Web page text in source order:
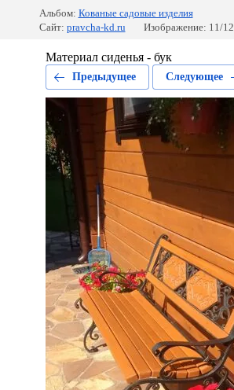
Альбом: Кованые садовые изделия
Сайт: pravcha-kd.ru Изображение: 11/12
Материал сиденья - бук
Предыдущее Следующее